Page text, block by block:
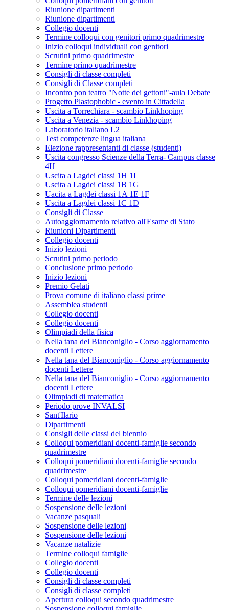
Riunione dipartimenti
Riunione dipartimenti
Collegio docenti
Termine colloqui con genitori primo quadrimestre
Inizio colloqui individuali con genitori
Scrutini primo quadrimestre
Termine primo quadrimestre
Consigli di classe completi
Consigli di Classe completi
Incontro pon teatro "Notte dei gettoni"-aula Debate
Progetto Plastophobic - evento in Cittadella
Uscita a Torrechiara - scambio Linkhoping
Uscita a Venezia - scambio Linkhoping
Laboratorio italiano L2
Test competenze lingua italiana
Elezione rappresentanti di classe (studenti)
Uscita congresso Scienze della Terra- Campus classe
4H
Uscita a Lagdei classi 1H 1I
Uscita a Lagdei classi 1B 1G
Uacita a Lagdei classi 1A 1E 1F
Uscita a Lagdei classi 1C 1D
Consigli di Classe
Autoaggiornamento relativo all'Esame di Stato
Riunioni Dipartimenti
Collegio docenti
Inizio lezioni
Scrutini primo periodo
Conclusione primo periodo
Inizio lezioni
Premio Gelati
Prova comune di italiano classi prime
Assemblea studenti
Collegio docenti
Collegio docenti
Olimpiadi della fisica
Nella tana del Bianconiglio - Corso aggiornamento
docenti Lettere
Nella tana del Bianconiglio - Corso aggiornamento
docenti Lettere
Nella tana del Bianconiglio - Corso aggiornamento
docenti Lettere
Olimpiadi di matematica
Periodo prove INVALSI
Sant'Ilario
Dipartimenti
Consigli delle classi del biennio
Colloqui pomeridiani docenti-famiglie secondo
quadrimestre
Colloqui pomeridiani docenti-famiglie secondo
quadrimestre
Colloqui pomeridiani docenti-famiglie
Colloqui pomeridiani docenti-famiglie
Termine delle lezioni
Sospensione delle lezioni
Vacanze pasquali
Sospensione delle lezioni
Sospensione delle lezioni
Vacanze natalizie
Termine colloqui famiglie
Collegio docenti
Collegio docenti
Consigli di classe completi
Consigli di classe completi
Apertura colloqui secondo quadrimestre